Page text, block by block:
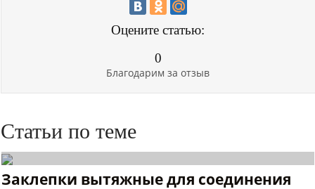
Оцените статью:
0
Благодарим за отзыв
Статьи по теме
Заклепки вытяжные для соединения